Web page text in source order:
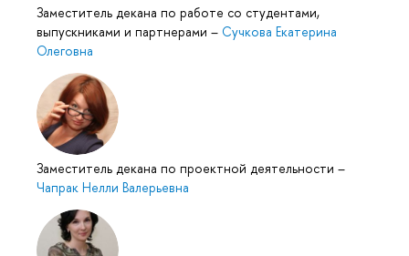
Заместитель декана по работе со студентами,
выпускниками и партнерами – Сучкова Екатерина
Олеговна
Заместитель декана по проектной деятельности –
Чапрак Нелли Валерьевна